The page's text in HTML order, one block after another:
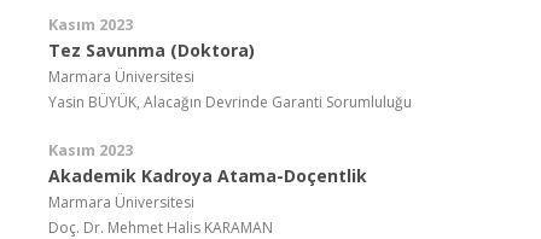
Kasım 2023
Tez Savunma (Doktora)
Marmara Üniversitesi
Yasin BÜYÜK, Alacağın Devrinde Garanti Sorumluluğu
Kasım 2023
Akademik Kadroya Atama-Doçentlik
Marmara Üniversitesi
Doç. Dr. Mehmet Halis KARAMAN